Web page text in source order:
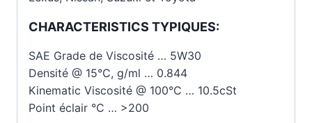
CHARACTERISTICS TYPIQUES:
SAE Grade de Viscosité … 5W30
Densité @ 15°C, g/ml … 0.844
Kinematic Viscosité @ 100°C … 10.5cSt
Point éclair °C … >200